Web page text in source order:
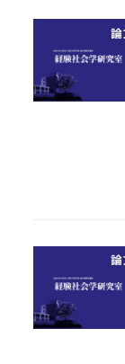
論
論